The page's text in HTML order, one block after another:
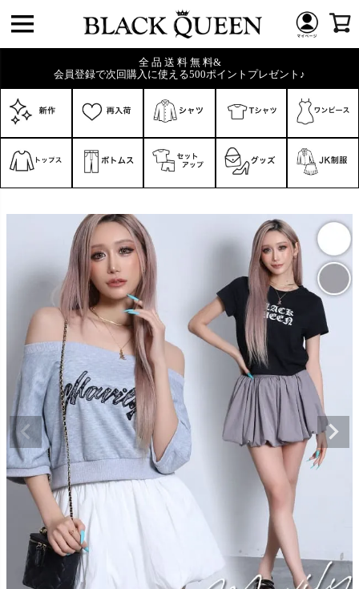
全 品 送 料 無 料&
会員登録で次回購入に使える500ポイントプレゼント♪